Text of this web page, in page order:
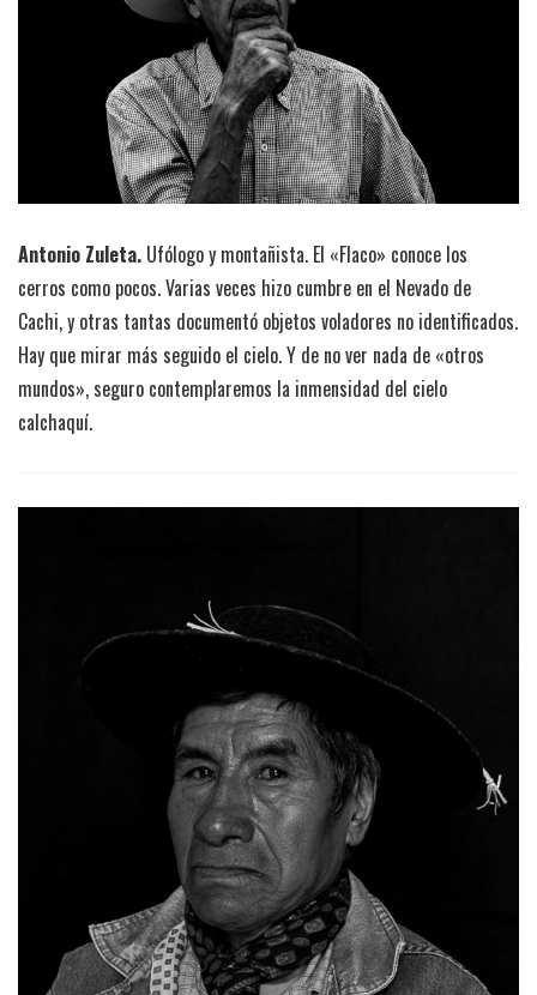
Antonio Zuleta. Ufólogo y montañista. El «Flaco» conoce los
cerros como pocos. Varias veces hizo cumbre en el Nevado de
Cachi, y otras tantas documentó objetos voladores no identificados.
Hay que mirar más seguido el cielo. Y de no ver nada de «otros
mundos», seguro contemplaremos la inmensidad del cielo
calchaquí.